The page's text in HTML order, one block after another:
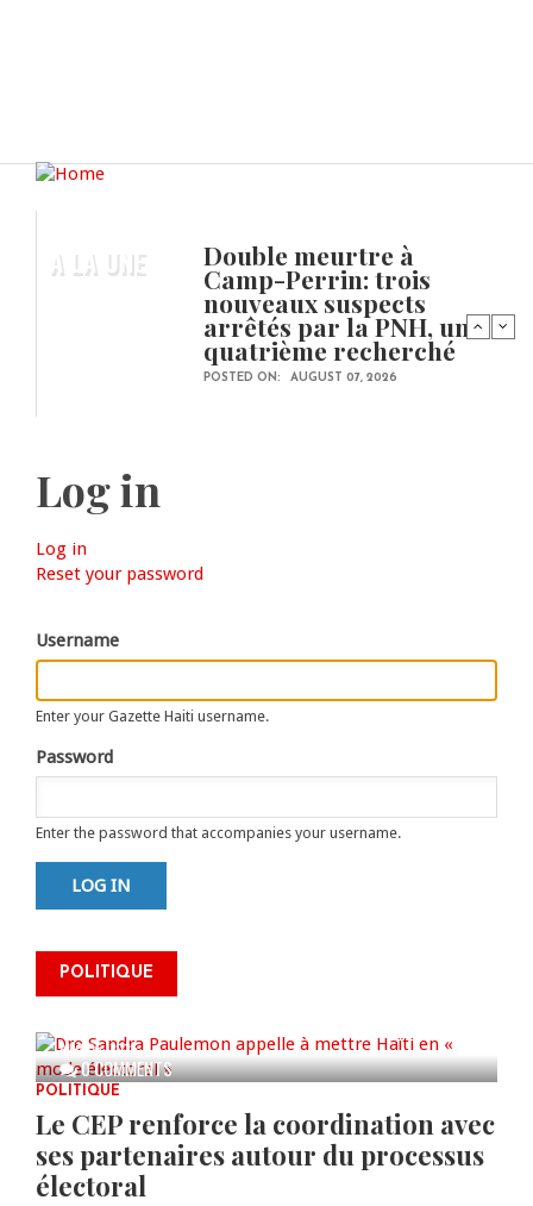
A LA UNE Double meurtre à
Camp-Perrin: trois
nouveaux suspects
arrêtés par la PNH, un
quatrième recherché
POSTED ON: AUGUST 07, 2026
Log in
Primary
Log in
tab)
Reset your password
Username
Enter your Gazette Haiti username.
Password
Enter the password that accompanies your username.
POLITIQUE
0 COMMENTS
mettre Haïti en « mode électoral
» à travers une vaste campagne
AUG 06, 2026
POLITIQUE
Le CEP renforce la coordination avec
ses partenaires autour du processus
électoral